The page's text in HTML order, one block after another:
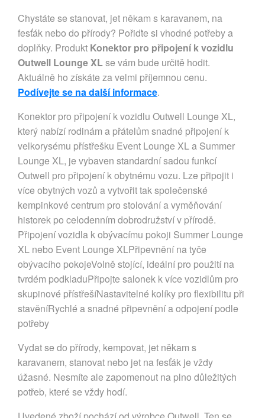
Chystáte se stanovat, jet někam s karavanem, na
fesťák nebo do přírody? Pořiďte si vhodné potřeby a
doplňky. Produkt Konektor pro připojení k vozidlu
Outwell Lounge XLse vám bude určitě hodit.
Aktuálně ho získáte za velmi příjemnou cenu.
Podívejte se na další informace.
Konektor pro připojení k vozidlu Outwell Lounge XL,
který nabízí rodinám a přátelům snadné připojení k
velkorysému přístřešku Event Lounge XL a Summer
Lounge XL, je vybaven standardní sadou funkcí
Outwell pro připojení k obytnému vozu. Lze připojit i
více obytných vozů a vytvořit tak společenské
kempinkové centrum pro stolování a vyměňování
historek po celodenním dobrodružství v přírodě.
Připojení vozidla k obývacímu pokoji Summer Lounge
XL nebo Event Lounge XLPřipevnění na tyče
obývacího pokojeVolně stojící, ideální pro použití na
tvrdém podkladuPřipojte salonek k více vozidlům pro
skupinové přístřešíNastavitelné kolíky pro flexibilitu při
stavěníRychlé a snadné připevnění a odpojení podle
potřeby
Vydat se do přírody, kempovat, jet někam s
karavanem, stanovat nebo jet na fesťák je vždy
úžasné. Nesmíte ale zapomenout na plno důležitých
potřeb, které se vždy hodí.